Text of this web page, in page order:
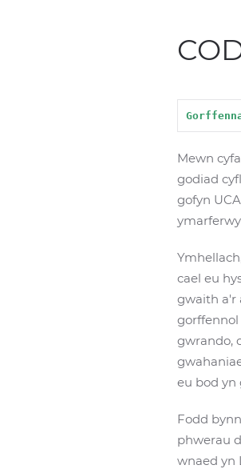
Mewn
godiad
gofyn
cael eu
gwaith a'r
gwrando,
eu bod yn
Fodd
phwerau
wnaed yn